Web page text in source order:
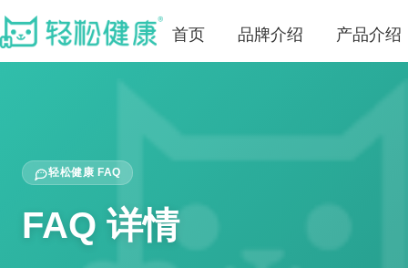
首页 品牌介绍 产品介绍
轻松健康 FAQ
FAQ 详情